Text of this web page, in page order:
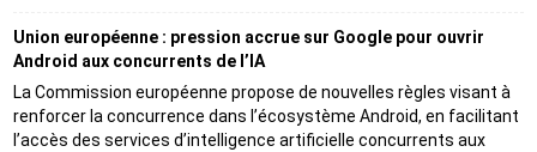
Union européenne : pression accrue sur Google pour ouvrir
Android aux concurrents de l’IA
La Commission européenne propose de nouvelles règles visant à
renforcer la concurrence dans l’écosystème Android, en facilitant
l’accès des services d’intelligence artificielle concurrents aux